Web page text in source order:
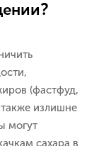
(фастфуд,
излишне
могут
сахара в